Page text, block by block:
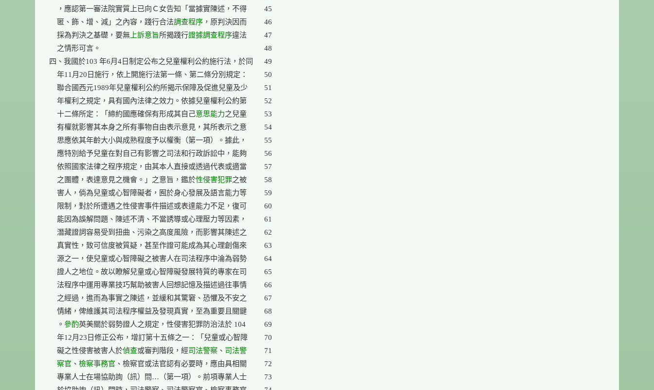
    ，應認第一審法院實質上已向Ｃ女告知「當據實陳述，不得
    匿、飾、增、減」之內容，踐行合法
調查程序，原判決因而
    採為判決之基礎，要無
上訴意旨所揭踐行證據調查程序違法
    之情形可言。
四、我國於103 年6月4日制定公布之兒童權利公約施行法，於同
    年11月20日施行，依上開施行法第一條、第二條分別規定：
    聯合國西元1989年兒童權利公約所揭示保障及促進兒童及少
    年權利之規定，具有國內法律之效力。依據兒童權利公約第
    十二條所定：「締約國應確保有形成其自己
意思能力之兒童
    有權就影響其本身之所有事物自由表示意見，其所表示之意
    思應依其年齡大小與成熟程度予以權衡（第一項）。據此，
    應特別給予兒童在對自己有影響之司法和行政訴訟中，能夠
    依照國家法律之程序規定，由其本人直接或透過代表或適當
    之團體，表達意見之機會。」之意旨，鑑於
性侵害犯罪之被
    害人，倘為兒童或心智障礙者，囿於身心發展及語言能力等
    限制，對於所遭遇之性侵害事件描述或表達能力不足，復可
    能因為誤解問題、陳述不清、不當誘導或心理壓力等因素，
    潛藏證詞容易受到扭曲、污染之高度風險，而影響其陳述之
    真實性，致可信度被質疑，甚至作證可能成為其心理創傷來
    源之一，使兒童或心智障礙之被害人在司法程序中淪為弱勢
    證人之地位。故以瞭解兒童或心智障礙發展特質的專家在司
    法程序中運用專業技巧幫助被害人回想記憶及描述過往事情
    之經過，進而為事實之陳述，並緩和其驚窘、恐懼及不安之
    情緒，俾維護其司法程序權益及發現真實，至為重要且關鍵
    。
參酌英美關於弱勢證人之規定，性侵害犯罪防治法於 104
    年12月23日修正公布，增訂第十五條之一：「兒童或心智障
    礙之性侵害被害人於
偵查或審判階段，經司法警察、 司法警
    察官
、 檢察事務官 、檢察官或法官認有必要時，應由具相關
    專業人士在場協助詢（訊）問…（第一項）。前項專業人士
45
46
47
48
49
50
51
52
53
54
55
56
57
58
59
60
61
62
63
64
65
66
67
68
69
70
71
72
73